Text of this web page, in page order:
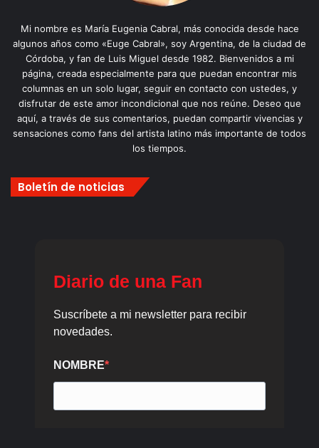
Mi nombre es María Eugenia Cabral, más conocida desde hace
algunos años como «Euge Cabral», soy Argentina, de la ciudad de
Córdoba, y fan de Luis Miguel desde 1982. Bienvenidos a mi
página, creada especialmente para que puedan encontrar mis
columnas en un solo lugar, seguir en contacto con ustedes, y
disfrutar de este amor incondicional que nos reúne. Deseo que
aquí, a través de sus comentarios, puedan compartir vivencias y
sensaciones como fans del artista latino más importante de todos
los tiempos.
Boletín de noticias